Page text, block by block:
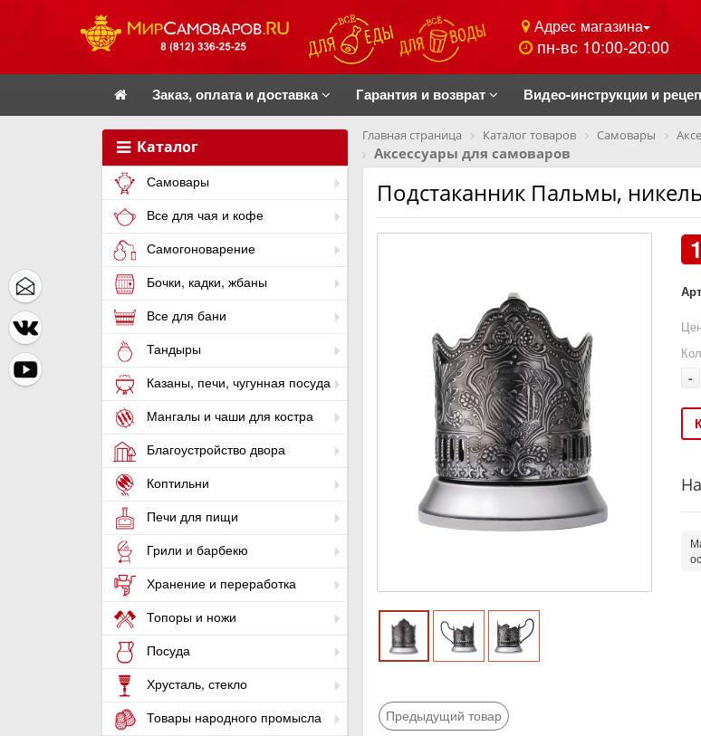
Адрес магазина
пн-вс 10:00-20:00
Заказ, оплата и доставка Гарантия и возврат Видео-инструкции и
Каталог
Самовары
Все для чая и кофе
Самогоноварение
Бочки, кадки, жбаны
Все для бани
Тандыры
Казаны, печи, чугунная посуда
Мангалы и чаши для костра
Благоустройство двора
Коптильни
Печи для пищи
Грили и барбекю
Хранение и переработка
Топоры и ножи
Посуда
Хрусталь, стекло
Товары народного промысла
Главная страница Каталог товаров Самовары
Аксессуары для самоваров
Подстаканник Пальмы,
-
Предыдущий товар